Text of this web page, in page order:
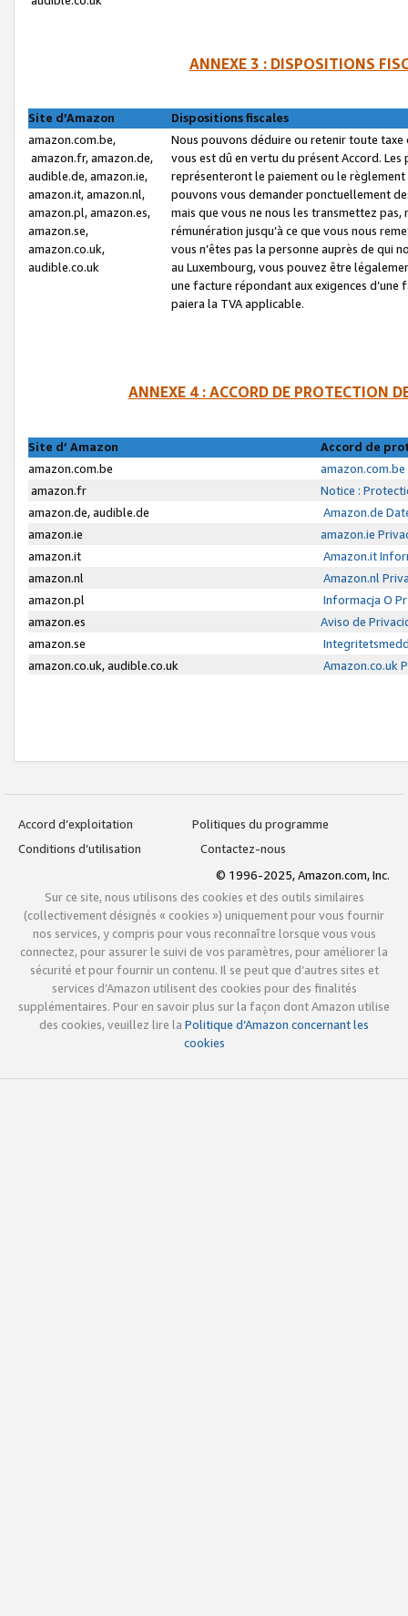
ANNEXE 3 : DISPOSITIONS
Site d’Amazon
Dispositions fiscales
amazon.com.be,
amazon.fr, amazon.de,
audible.de, amazon.ie,
amazon.it, amazon.nl,
amazon.pl, amazon.es,
amazon.se,
amazon.co.uk,
audible.co.uk
Nous pouvons déduire ou retenir toute
vous est dû en vertu du présent Accord.
représenteront le paiement ou le
pouvons vous demander ponctuellement
mais que vous ne nous les transmettez
rémunération jusqu’à ce que vous nous
vous n’êtes pas la personne auprès de qui
au Luxembourg, vous pouvez être
une facture répondant aux exigences
paiera la TVA applicable.
ANNEXE 4 : ACCORD DE PROTECTION
Site d’ Amazon
Accord de
amazon.com.be
amazon.fr
Notice :
amazon.de, audible.de
Amazon.de
amazon.ie
amazon.ie
amazon.it
Amazon.it
amazon.nl
Amazon.nl
amazon.pl
Informacja O
amazon.es
Aviso de
amazon.se
amazon.co.uk, audible.co.uk
Amazon.co.uk
Accord d’exploitation
Politiques du programme
Conditions d’utilisation
Contactez-nous
© 1996-2025, Amazon.com, Inc.
Sur ce site, nous utilisons des cookies et des outils similaires
(collectivement désignés « cookies ») uniquement pour vous fournir
nos services, y compris pour vous reconnaître lorsque vous vous
connectez, pour assurer le suivi de vos paramètres, pour améliorer la
sécurité et pour fournir un contenu. Il se peut que d’autres sites et
services d’Amazon utilisent des cookies pour des finalités
supplémentaires. Pour en savoir plus sur la façon dont Amazon utilise
des cookies, veuillez lire la Politique d’Amazon concernant les
cookies